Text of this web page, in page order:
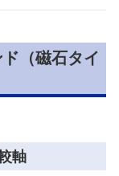
（磁石タイ
軸